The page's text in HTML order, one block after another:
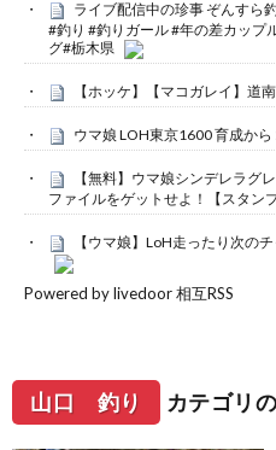
ライブ配信中の珍事 ぞんすら
#釣り #釣りガール #年の差カップ
グ#栃木県
【ホッケ】【マコガレイ】道
ウマ娘 LOH東京1600 育成か
【無料】ウマ娘シンデレラグ
ファイルをゲットせよ！【スタン
【ウマ娘】LoH走ったり次の
Powered by livedoor 相互RSS
山口 釣り カテゴリ